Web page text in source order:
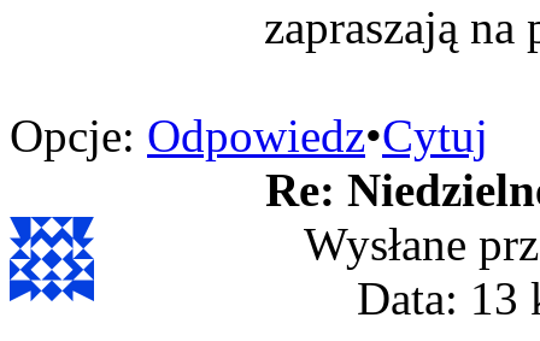
zapraszają
Opcje: Odpowiedz•Cytuj
Re:
Wysłane
Data: 13